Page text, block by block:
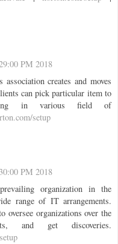
PM 2018
creates and moves
can pick particular item to
in various field of
setup
PM 2018
organization in the
range of IT arrangements.
organizations over the
and get discoveries.